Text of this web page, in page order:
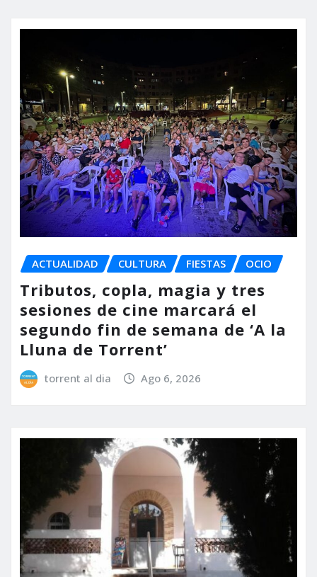
ACTUALIDAD CULTURA FIESTAS OCIO
Tributos, copla, magia y tres
sesiones de cine marcará el
segundo fin de semana de ‘A la
Lluna de Torrent’
torrent al dia Ago 6, 2026